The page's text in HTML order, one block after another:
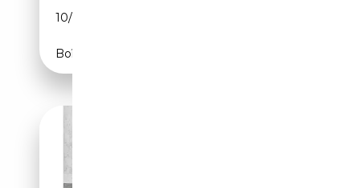
10/2023
Boîte automatique